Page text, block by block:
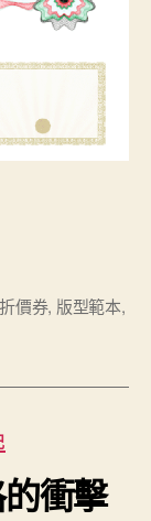
折價券, 版型範本,
衝擊